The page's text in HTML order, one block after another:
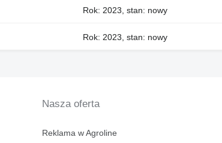
Rok: 2023, stan: nowy
Rok: 2023, stan: nowy
Nasza oferta
Reklama w Agroline